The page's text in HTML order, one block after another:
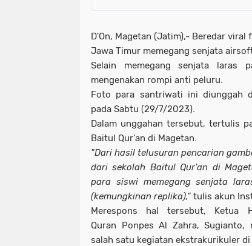
D'On, Magetan (Jatim),- Beredar
Jawa Timur memegang senjata
Selain memegang senjata laras
mengenakan rompi anti peluru.
Foto para santriwati ini diunggah
pada Sabtu (29/7/2023).
Dalam unggahan tersebut, tertulis
Baitul Qur'an di Magetan.
"Dari hasil telusuran pencarian
dari sekolah Baitul Qur'an di
para siswi memegang senjata
(kemungkinan replika)," tulis akun
Merespons hal tersebut, Ketua
Quran Ponpes Al Zahra,
salah satu kegiatan ekstrakurikuler di